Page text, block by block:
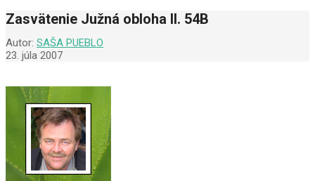
Zasvätenie Južná obloha II. 54B
Autor: SAŠA PUEBLO
23. júla 2007